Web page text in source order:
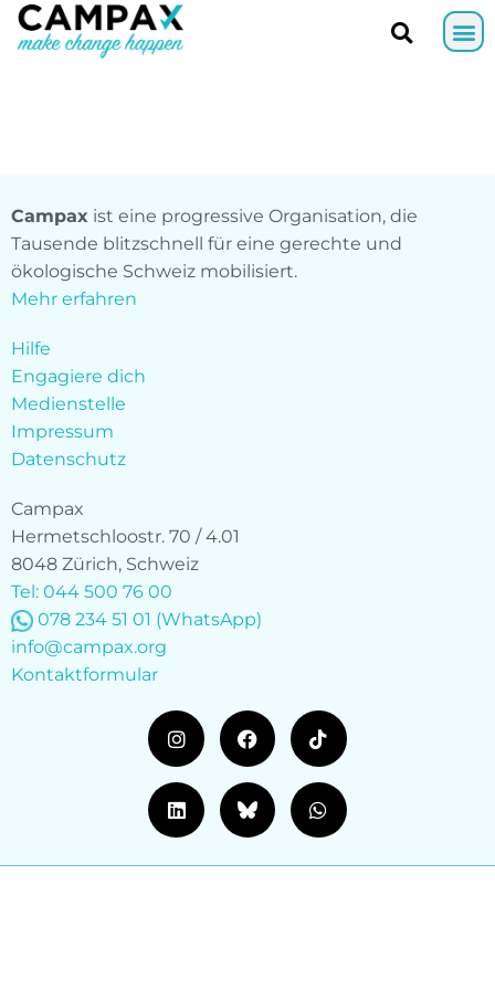
Campax ist eine progressive Organisation, die
Tausende blitzschnell für eine gerechte und
ökologische Schweiz mobilisiert.
Mehr erfahren
Hilfe
Engagiere dich
Medienstelle
Impressum
Datenschutz
Campax
Hermetschloostr. 70 / 4.01
8048 Zürich, Schweiz
Tel: 044 500 76 00
078 234 51 01 (WhatsApp)
info@campax.org
Kontaktformular